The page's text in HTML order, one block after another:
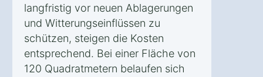
langfristig vor neuen Ablagerungen
und Witterungseinflüssen zu
schützen, steigen die Kosten
entsprechend. Bei einer Fläche von
120 Quadratmetern belaufen sich